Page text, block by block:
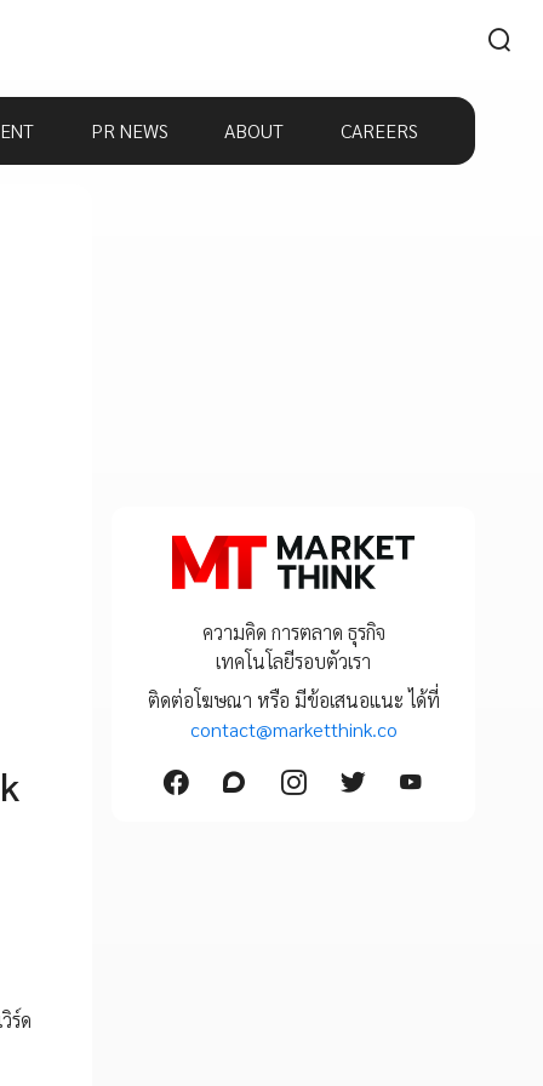
PR NEWS ABOUT CAREERS
ร์ด
ความคิด การตลาด ธุรกิจ
เทคโนโลยีรอบตัวเรา
ติดต่อโฆษณา หรือ มีข้อเสนอแนะ ได้ที่
contact@marketthink.co